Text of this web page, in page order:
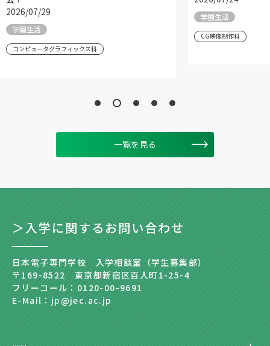
2026/07/29
学園生活
コンピュータグラフィックス科
学園生活
CG映像制作科
一覧を見る
＞入学に関するお問い合わせ
日本電子専門学校 入学相談室（学生募集部）
〒169-8522 東京都新宿区百人町1-25-4
フリーコール：0120-00-9691
E-Mail：jp@jec.ac.jp